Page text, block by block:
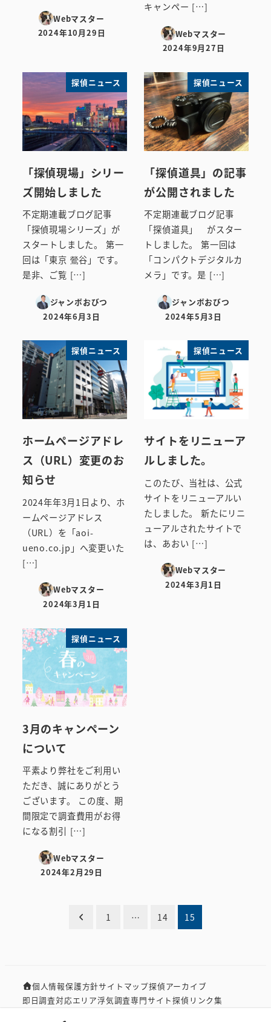
Webマスター
投稿日
2024年10月29日
キャンペー […]
Webマスター
投稿日
2024年9月27日
探偵ニュース
「探偵現場」シリー
ズ開始しました
不定期連載ブログ記事
「探偵現場シリーズ」が
スタートしました。 第一
回は「東京 鶯谷」です。
是非、ご覧 […]
ジャンボおびつ
投稿日
2024年6月3日
探偵ニュース
「探偵道具」の記事
が公開されました
不定期連載ブログ記事
「探偵道具」 がスター
トしました。 第一回は
「コンパクトデジタルカ
メラ」です。是 […]
ジャンボおびつ
投稿日
2024年5月3日
探偵ニュース
ホームページアドレ
ス（URL）変更のお
知らせ
2024年年3月1日より、ホ
ームページアドレス
（URL）を「aoi-
ueno.co.jp」へ変更いた
[…]
Webマスター
投稿日
2024年3月1日
探偵ニュース
サイトをリニューア
ルしました。
このたび、当社は、公式
サイトをリニューアルい
たしました。 新たにリニ
ューアルされたサイトで
は、あおい […]
Webマスター
投稿日
2024年3月1日
探偵ニュース
3月のキャンペーン
について
平素より弊社をご利用い
ただき、誠にありがとう
ございます。 この度、期
間限定で調査費用がお得
になる割引 […]
Webマスター
投稿日
2024年2月29日
ペ
1 … 14 15
個人情報保護方針サイトマップ探偵アーカイブ
即日調査対応エリア浮気調査専門サイト探偵リンク集